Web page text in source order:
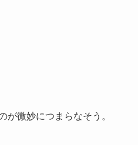
が微妙につまらなそう。